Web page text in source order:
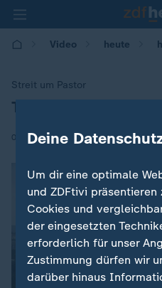
Video heute
Streit um Pastor
:
Türkei: "Vorgehen
02.08.2018 | 09:29
Deine
Um dir eine optimale
und ZDFtivi
Cookies und
der eingesetzten
erforderlich für unser
Zustimmung dürfen wir
darüber hinaus